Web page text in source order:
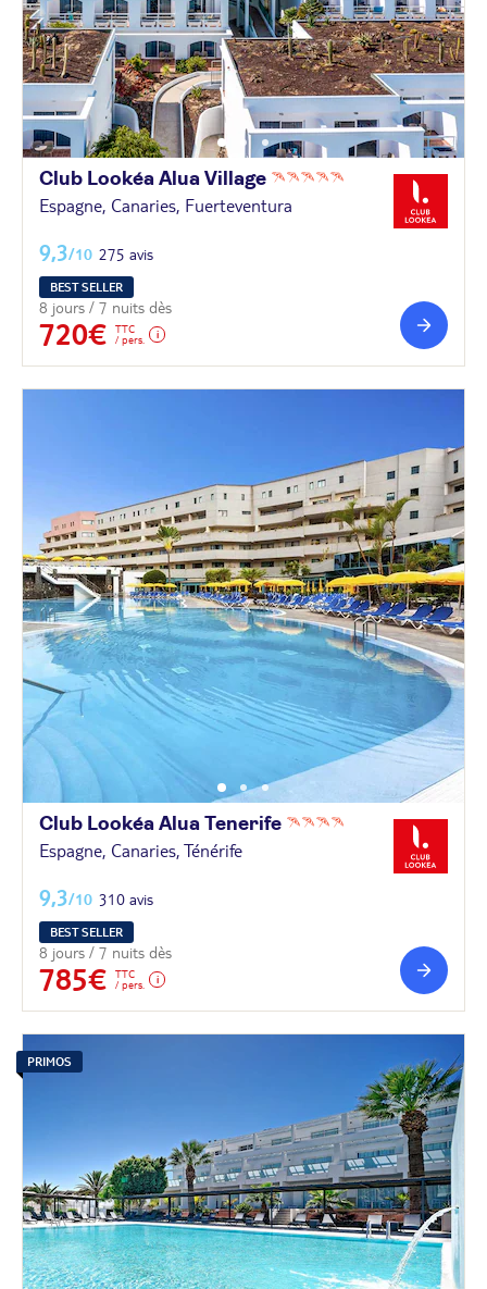
Club Lookéa Alua Village
Espagne, Canaries, Fuerteventura
9,3/10 275 avis
BEST SELLER
8 jours / 7 nuits dès
720€
TTC
/ pers.
Club Lookéa Alua Tenerife
Espagne, Canaries, Ténérife
9,3/10 310 avis
BEST SELLER
8 jours / 7 nuits dès
785€
TTC
/ pers.
PRIMOS